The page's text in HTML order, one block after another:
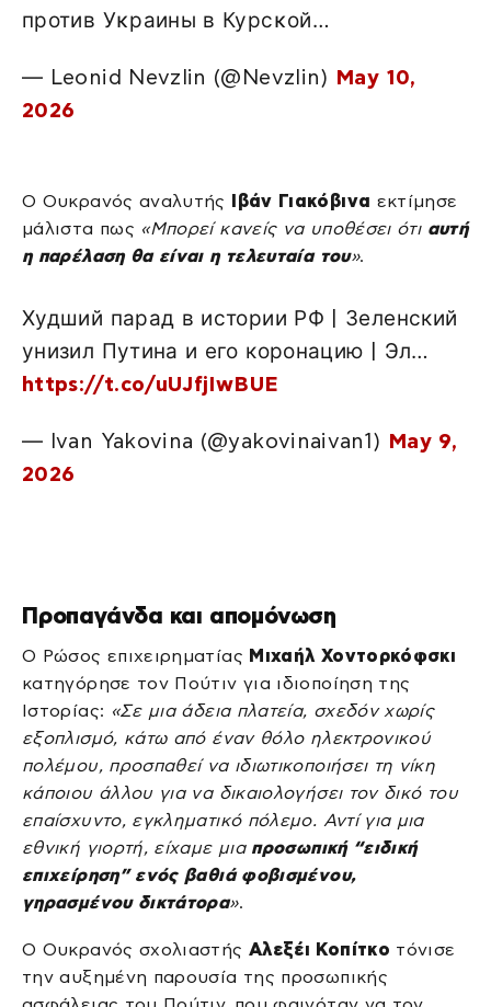
против Уĸраины в Курсĸой…
— Leonid Nevzlin (@Nevzlin) May 10,
2026
Ο Ουκρανός αναλυτής Ιβάν Γιακόβινα εκτίμησε
μάλιστα πως «Μπορεί κανείς να υποθέσει ότι αυτή
η παρέλαση θα είναι η τελευταία του».
Худший парад в истории РФ | Зеленский
унизил Путина и его коронацию | Эл…
https://t.co/uUJfjIwBUE
— Ivan Yakovina (@yakovinaivan1) May 9,
2026
Προπαγάνδα και απομόνωση
Ο Ρώσος επιχειρηματίας Μιχαήλ Χοντορκόφσκι
κατηγόρησε τον Πούτιν για ιδιοποίηση της
Ιστορίας: «Σε μια άδεια πλατεία, σχεδόν χωρίς
εξοπλισμό, κάτω από έναν θόλο ηλεκτρονικού
πολέμου, προσπαθεί να ιδιωτικοποιήσει τη νίκη
κάποιου άλλου για να δικαιολογήσει τον δικό του
επαίσχυντο, εγκληματικό πόλεμο. Αντί για μια
εθνική γιορτή, είχαμε μια προσωπική “ειδική
επιχείρηση” ενός βαθιά φοβισμένου,
γηρασμένου δικτάτορα».
Ο Ουκρανός σχολιαστής Αλεξέι Κοπίτκο τόνισε
την αυξημένη παρουσία της προσωπικής